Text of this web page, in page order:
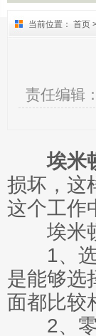
当前位置： 首页
责任编辑：
埃米
损坏，这
这个工作
埃米顿
1、选
是能够选
面都比较
2、零